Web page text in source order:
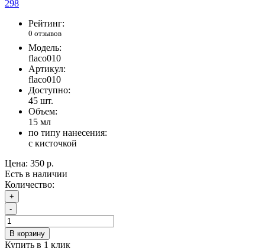
Рейтинг:
0 отзывов
Модель:
flaco010
Артикул:
flaco010
Доступно:
45 шт.
Объем:
15 мл
по типу нанесения:
с кисточкой
Цена: 350 р.
Есть в наличии
Количество:
+
-
В корзину
Купить в 1 клик